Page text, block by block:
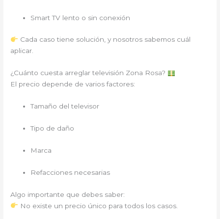
Smart TV lento o sin conexión
Cada caso tiene solución, y nosotros sabemos cuál
aplicar.
¿Cuánto cuesta arreglar televisión Zona Rosa?
El precio depende de varios factores:
Tamaño del televisor
Tipo de daño
Marca
Refacciones necesarias
Algo importante que debes saber:
No existe un precio único para todos los casos.